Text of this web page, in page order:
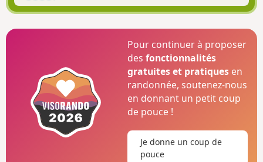
Pour continuer à proposer
desfonctionnalités
gratuites et pratiques en
randonnée, soutenez-nous
en donnant un petit coup
de pouce !
Je donne un coup de
pouce